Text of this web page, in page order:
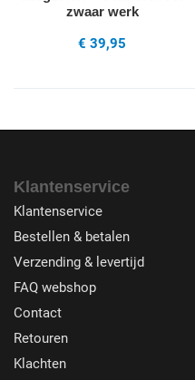
zwaar werk
€ 39,95
Klantenservice
Klantenservice
Bestellen & betalen
Verzending & levertijd
FAQ webshop
Contact
Retouren
Klachten